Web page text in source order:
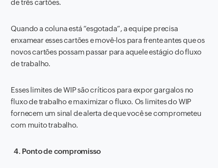
de três cartões.
Quando a coluna está “esgotada”, a equipe precisa
enxamear esses cartões e movê-los para frente antes que os
novos cartões possam passar para aquele estágio do fluxo
de trabalho.
Esses limites de WIP são críticos para expor gargalos no
fluxo de trabalho e maximizar o fluxo. Os limites do WIP
fornecem um sinal de alerta de que você se comprometeu
com muito trabalho.
4. Ponto de compromisso